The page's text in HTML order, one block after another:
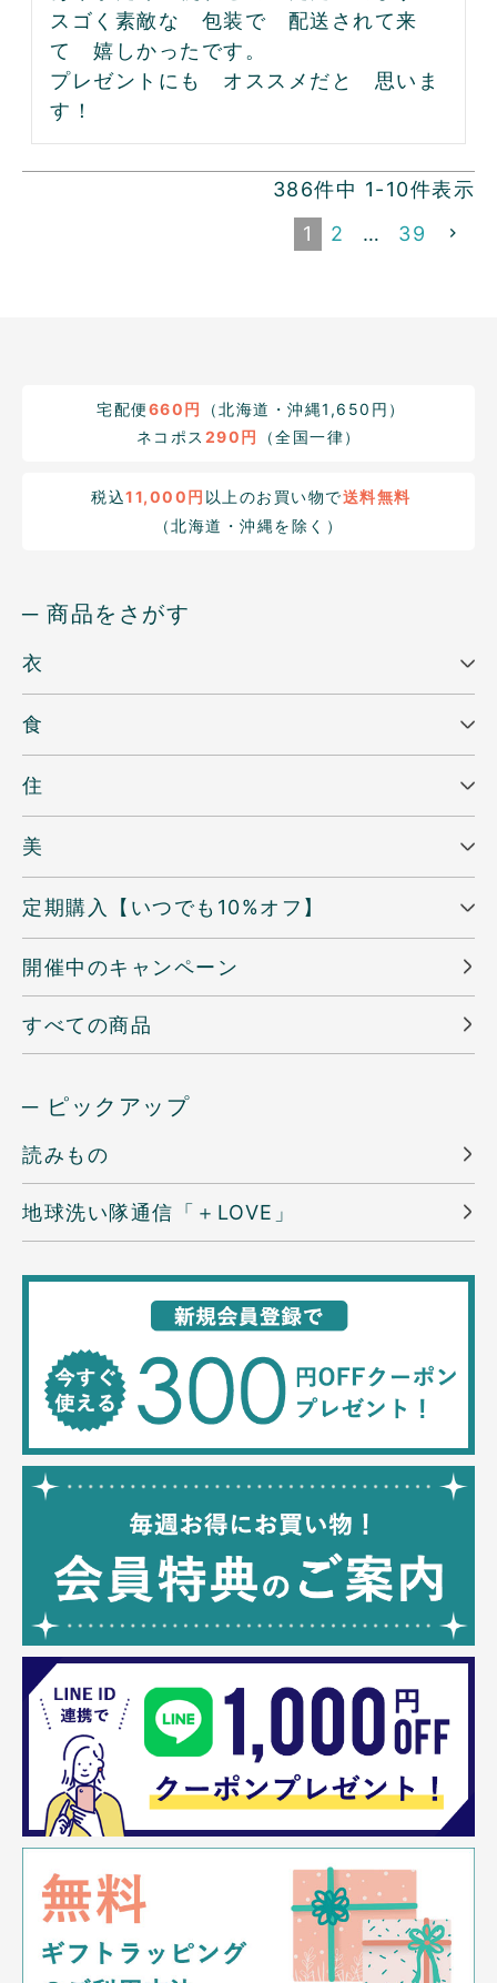
スゴく素敵な　包装で　配送されて来
て　嬉しかったです。
プレゼントにも　オススメだと　思いま
す！
386件中 1-10件表示
1
2 … 39
宅配便660円
（北海道・沖縄1,650円）
ネコポス 290円 （全国一律）
税込11,000円 以上のお買い物で送料無料
（北海道・沖縄を除く）
─ 商品をさがす
衣
食
住
美
定期購入【いつでも10%オフ】
開催中のキャンペーン
すべての商品
─ ピックアップ
読みもの
地球洗い隊通信「＋LOVE」